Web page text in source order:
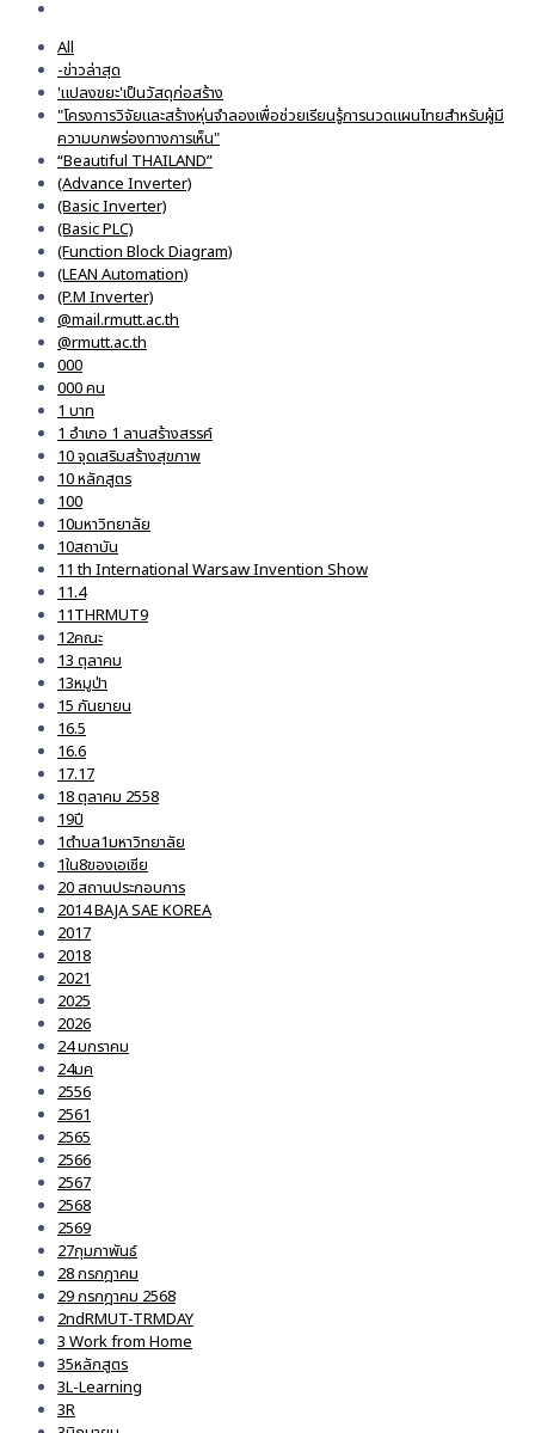
All
-ข่าวล่าสุด
'แปลงขยะ'เป็นวัสดุก่อสร้าง
"โครงการวิจัยและสร้างหุ่นจำลองเพื่อช่วยเรียนรู้การนวดแผนไทยสำหรับผู้มี
ความบกพร่องทางการเห็น"
“Beautiful THAILAND”
(Advance Inverter)
(Basic Inverter)
(Basic PLC)
(Function Block Diagram)
(LEAN Automation)
(P.M Inverter)
@mail.rmutt.ac.th
@rmutt.ac.th
000
000 คน
1 บาท
1 อำเภอ 1 ลานสร้างสรรค์
10 จุดเสริมสร้างสุขภาพ
10 หลักสูตร
100
10มหาวิทยาลัย
10สถาบัน
11 th International Warsaw Invention Show
11.4
11THRMUT9
12คณะ
13 ตุลาคม
13หมูป่า
15 กันยายน
16.5
16.6
17.17
18 ตุลาคม 2558
19ปี
1ตำบล1มหาวิทยาลัย
1ใน8ของเอเชีย
20 สถานประกอบการ
2014 BAJA SAE KOREA
2017
2018
2021
2025
2026
24 มกราคม
24มค
2556
2561
2565
2566
2567
2568
2569
27กุมภาพันธ์
28 กรกฎาคม
29 กรกฎาคม 2568
2ndRMUT-TRMDAY
3 Work from Home
35หลักสูตร
3L-Learning
3R